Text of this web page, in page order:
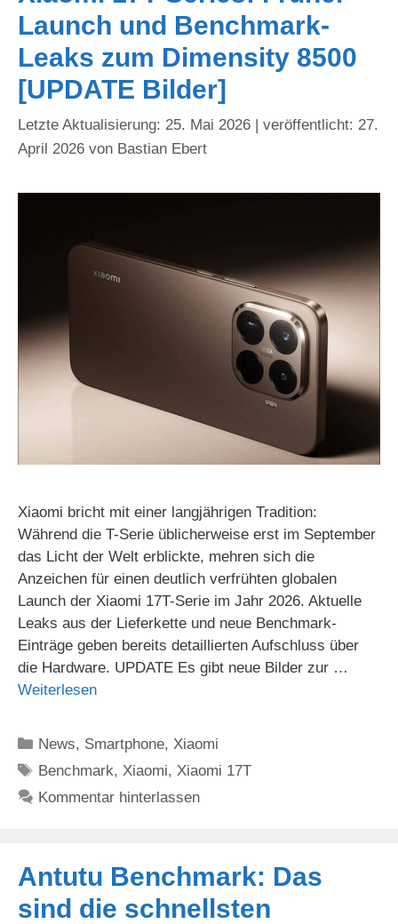
Launch und Benchmark-
Leaks zum Dimensity 8500
[UPDATE Bilder]
25. Mai 2026
27.
April 2026 von Bastian Ebert
Xiaomi bricht mit einer langjährigen Tradition:
Während die T-Serie üblicherweise erst im September
das Licht der Welt erblickte, mehren sich die
Anzeichen für einen deutlich verfrühten globalen
Launch der Xiaomi 17T-Serie im Jahr 2026. Aktuelle
Leaks aus der Lieferkette und neue Benchmark-
Einträge geben bereits detaillierten Aufschluss über
die Hardware. UPDATE Es gibt neue Bilder zur …
Weiterlesen
Kategorien
News, Smartphone, Xiaomi
Schlagwörter
Benchmark, Xiaomi, Xiaomi 17T
Kommentar hinterlassen
Antutu Benchmark: Das
sind die schnellsten